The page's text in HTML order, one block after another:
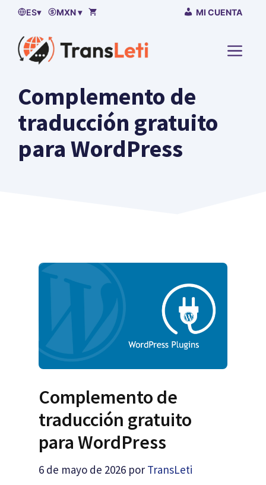
Saltar
contenido
ES▾ MXN ▾ MI CUENTA
MENÚ
Complemento de
traducción gratuito
para WordPress
Complemento de
traducción gratuito
para WordPress
6 de mayo de 2026 por TransLeti